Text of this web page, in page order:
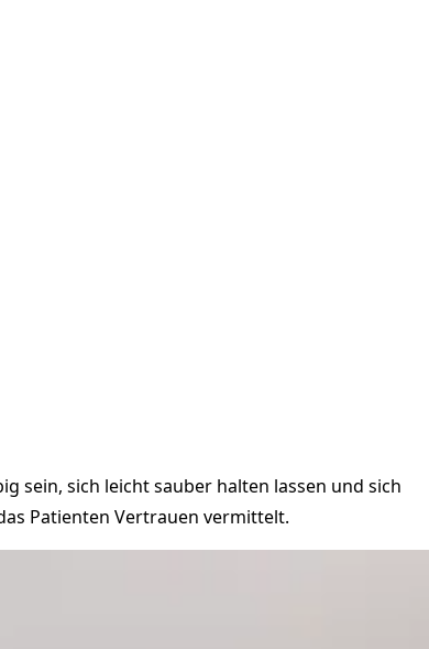
sein, sich leicht sauber halten lassen und sich
Patienten Vertrauen vermittelt.